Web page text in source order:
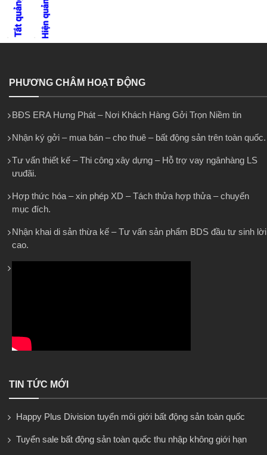
PHƯƠNG CHÂM HOẠT ĐỘNG
BĐS ERA Hưng Phát – Nơi Khách Hàng Gởi Trọn Niềm tin
Nhận ký gởi – mua bán – cho thuê – bất động sản trên toàn quốc.
Tư vấn thiết kế – Thi công xây dựng – Hỗ trợ vay ngânhàng LS
ưuđãi.
Hợp thức hóa – xin phép XD – Tách thửa hợp thửa – chuyển
mục đích.
Nhận khai di sản thừa kế – Tư vấn sản phẩm BDS đầu tư sinh lời
cao.
TIN TỨC MỚI
Happy Plus Division tuyển môi giới bất động sản toàn quốc
Tuyển sale bất động sản toàn quốc thu nhập không giới hạn